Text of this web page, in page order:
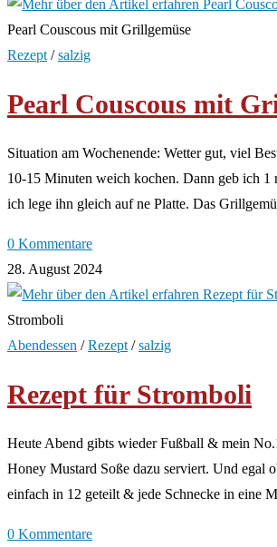
Pearl Couscous mit Grillgemüse
Rezept /salzig
Pearl Couscous mit
Situation am Wochenende: Wetter gut, viel
10-15 Minuten weich kochen. Dann geb ich
ich lege ihn gleich auf ne Platte. Das
0 Kommentare
28. August 2024
Stromboli
Abendessen /Rezept /salzig
Rezept für Stromboli
Heute Abend gibts wieder Fußball & mein
Honey Mustard Soße dazu serviert. Und egal
einfach in 12 geteilt & jede Schnecke in eine
0 Kommentare